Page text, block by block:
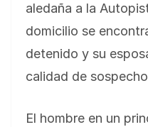
aledaña a la
domicilio se
detenido y su
calidad de
El hombre en un